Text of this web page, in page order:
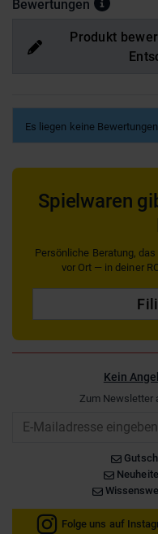
Bewertungen
Produkt
Es liegen keine
Spielwaren
Persönliche Beratung,
vor Ort — in deiner
Kein
Zum Newsletter
Folge uns auf